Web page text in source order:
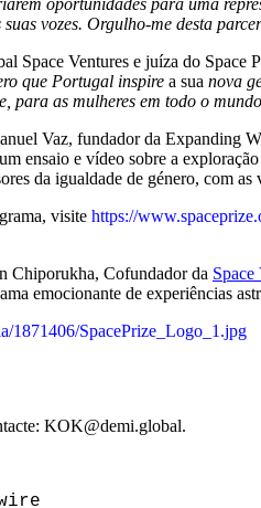
vozes. Orgulho-me desta
Space Ventures e juíza do Space
que Portugal inspire a sua nova
para as mulheres em todo o
Vaz, fundador da Expanding
ensaio e vídeo sobre a
da igualdade de género, com
visite https://
Chiporukha, Cofundador da Space
emocionante de experiências
1871406/SpacePrize_Logo_1.jpg
KOK@demi.global.